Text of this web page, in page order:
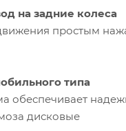
на задние колеса
простым
типа
обеспечивает
дисковые